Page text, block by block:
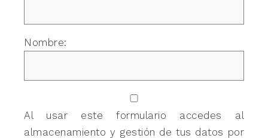
Nombre:
Al usar este formulario accedes al
almacenamiento y gestión de tus datos por